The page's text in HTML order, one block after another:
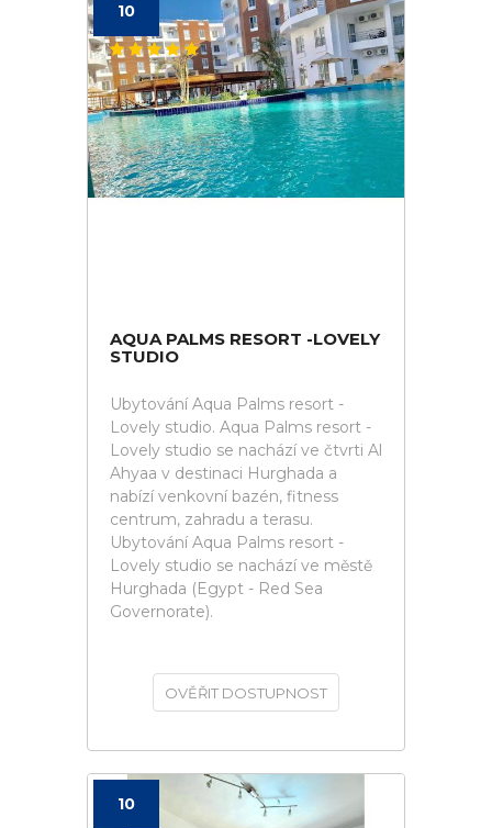
10
AQUA PALMS RESORT -LOVELY
STUDIO
Ubytování Aqua Palms resort -
Lovely studio. Aqua Palms resort -
Lovely studio se nachází ve čtvrti Al
Ahyaa v destinaci Hurghada a
nabízí venkovní bazén, fitness
centrum, zahradu a terasu.
Ubytování Aqua Palms resort -
Lovely studio se nachází ve městě
Hurghada (Egypt - Red Sea
Governorate).
OVĚŘIT DOSTUPNOST
10